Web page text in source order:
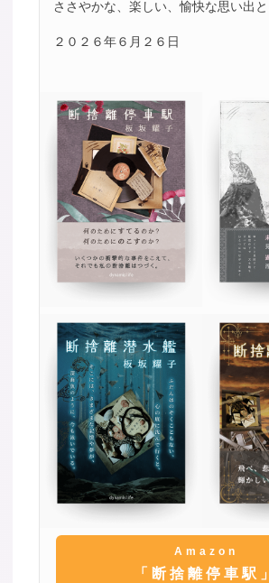
ささやかな、楽しい、愉快な思い出と
２０２６年６月２６日
Amazon
「断捨離停車駅